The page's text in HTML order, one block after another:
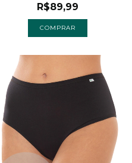
R$89,99
COMPRAR